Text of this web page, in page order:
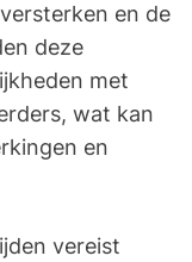
en de
deze
met
wat kan
en
vereist